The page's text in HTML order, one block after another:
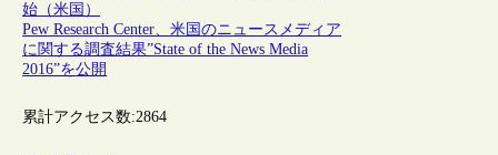
始（米国）
Pew Research Center、米国のニュースメディア
に関する調査結果”State of the News Media
2016”を公開
累計アクセス数:2864